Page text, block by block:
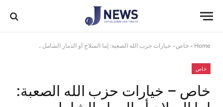
Home
» خاص – خيارات حزب الله الصعبة: إما السلاح أو الدمار الشامل..
خاص
خاص – خيارات حزب الله الصعبة: